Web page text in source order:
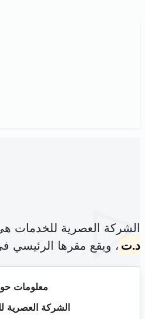
الشركة العصرية للخدمات
د.ت ، ويقع مقرها
معلومات
الشركة العصرية